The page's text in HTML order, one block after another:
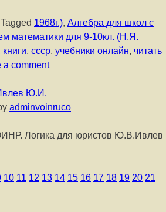
Tagged 1968г.), Алгебра для школ с
математики для 9-10кл. (Н.Я.
книги, ссср, учебники онлайн, читать
a comment
Ю.И.
adminvoinruco
Логика для юристов Ю.В.Ивлев
10 11 12 13 14 15 16 17 18 19 20 21